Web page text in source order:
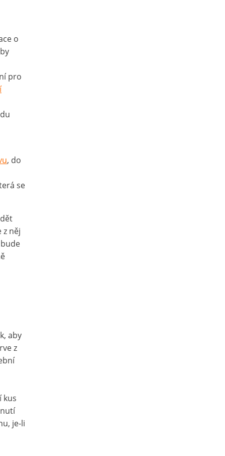
o
pro
, do
se
z něj
aby
z
kus
je-li